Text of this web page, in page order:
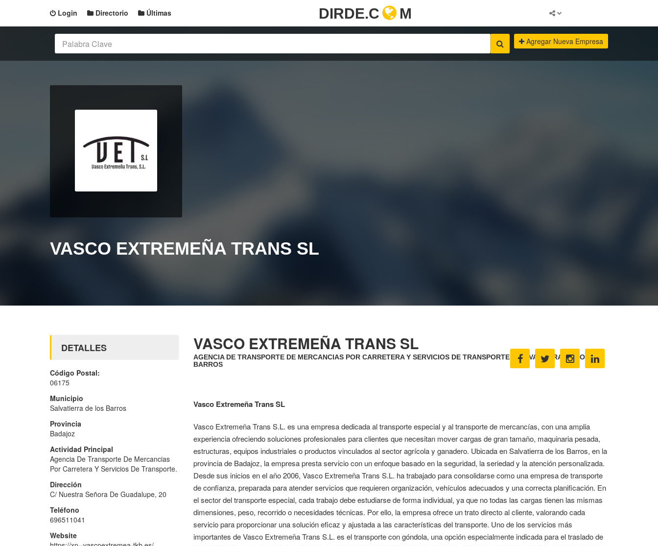
Login Directorio Últimas DIRDE.C M
Agregar Nueva Empresa
VASCO EXTREMEÑA TRANS SL
VASCO EXTREMEÑA TRANS SL
AGENCIA DE TRANSPORTE DE MERCANCIAS POR CARRETERA Y SERVICIOS DE TRANSPORTE., SALVATIERRA DE LOS
BARROS
Vasco Extremeña Trans SL
Vasco Extremeña Trans S.L. es una empresa dedicada al transporte especial y al transporte de mercancías, con una amplia
experiencia ofreciendo soluciones profesionales para clientes que necesitan mover cargas de gran tamaño, maquinaria pesada,
estructuras, equipos industriales o productos vinculados al sector agrícola y ganadero. Ubicada en Salvatierra de los Barros, en la
provincia de Badajoz, la empresa presta servicio con un enfoque basado en la seguridad, la seriedad y la atención personalizada.
Desde sus inicios en el año 2006, Vasco Extremeña Trans S.L. ha trabajado para consolidarse como una empresa de transporte
de confianza, preparada para atender servicios que requieren organización, vehículos adecuados y una correcta planificación. En
el sector del transporte especial, cada trabajo debe estudiarse de forma individual, ya que no todas las cargas tienen las mismas
dimensiones, peso, recorrido o necesidades técnicas. Por ello, la empresa ofrece un trato directo al cliente, valorando cada
servicio para proporcionar una solución eficaz y ajustada a las características del transporte. Uno de los servicios más
importantes de Vasco Extremeña Trans S.L. es el transporte con góndola, una opción especialmente indicada para el traslado de
DETALLES
Código Postal:
06175
Municipio
Salvatierra de los Barros
Provincia
Badajoz
Actividad Principal
Agencia De Transporte De Mercancias
Por Carretera Y Servicios De Transporte.
Dirección
C/ Nuestra Señora De Guadalupe, 20
Teléfono
696511041
Website